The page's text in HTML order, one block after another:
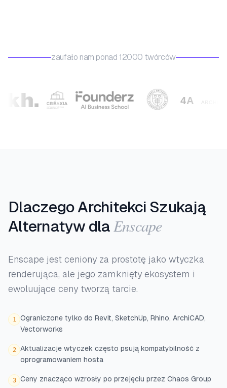
zaufało nam ponad 12000 twórców
Dlaczego Architekci Szukają
Alternatyw dla Enscape
Enscape jest ceniony za prostotę jako wtyczka
renderująca, ale jego zamknięty ekosystem i
ewoluujące ceny tworzą tarcie.
1
Ograniczone tylko do Revit, SketchUp, Rhino, ArchiCAD,
Vectorworks
2
Aktualizacje wtyczek często psują kompatybilność z
oprogramowaniem hosta
3 Ceny znacząco wzrosły po przejęciu przez Chaos Group